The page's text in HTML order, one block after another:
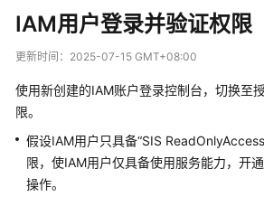
新
动
公
告
IAM用户登录并验证权限
更新时间： 2025-07-15 GMT+08:00
使用新创建的IAM账户登录控制台，切换至
限。
假设IAM用户只具备“SIS
限，使IAM用户仅具备使用服务能力，开
操作。